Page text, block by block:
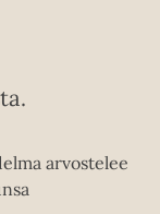
arvostelee